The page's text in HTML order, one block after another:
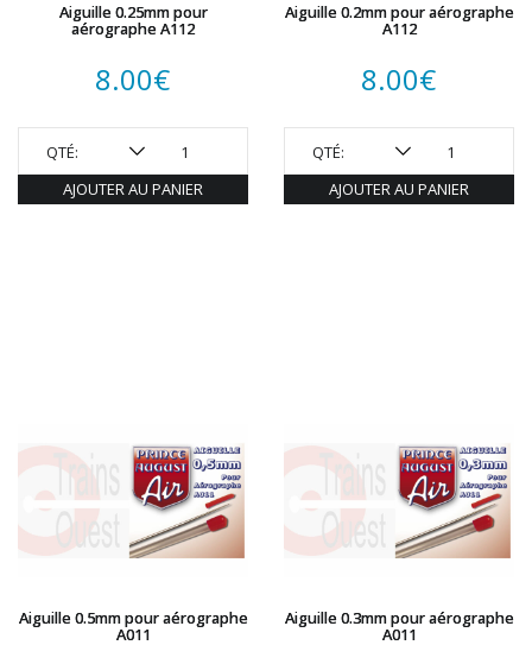
Aiguille 0.25mm pour
aérographe A112
8.00€
QTÉ:
AJOUTER AU PANIER
Aiguille 0.2mm pour aérographe
A112
8.00€
QTÉ:
AJOUTER AU PANIER
Aiguille 0.5mm pour aérographe
A011
Aiguille 0.3mm pour aérographe
A011